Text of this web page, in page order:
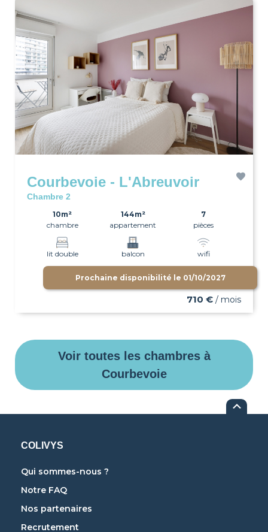
Courbevoie - L'Abreuvoir
Chambre 2
10m²
chambre
144m²
appartement
7
pièces
lit double balcon wifi
Prochaine disponibilité le 01/10/2027
710 € / mois
Voir toutes les chambres à
Courbevoie
COLIVYS
Qui sommes-nous ?
Notre FAQ
Nos partenaires
Recrutement